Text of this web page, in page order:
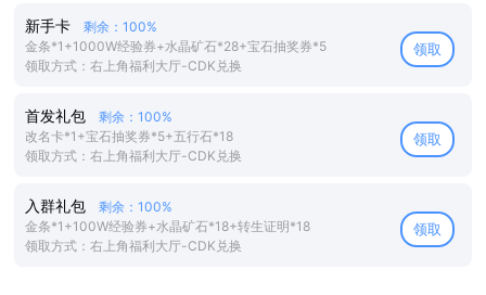
新手卡
剩余：100%
金条*1+1000W经验券+水晶矿石*28+宝石抽奖券*5
领取方式：右上角福利大厅-CDK兑换
领取
首发礼包
剩余：100%
改名卡*1+宝石抽奖券*5+五行石*18
领取方式：右上角福利大厅-CDK兑换
领取
入群礼包
剩余：100%
金条*1+100W经验券+水晶矿石*18+转生证明*18
领取方式：右上角福利大厅-CDK兑换
领取